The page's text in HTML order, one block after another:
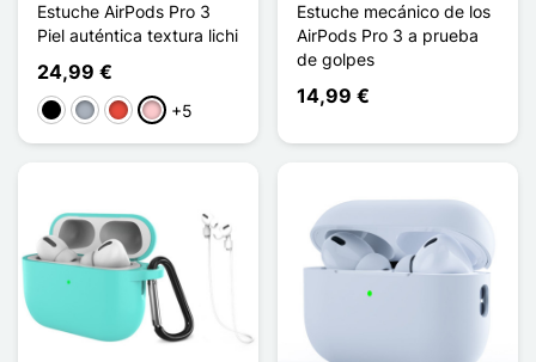
Estuche AirPods Pro 3
Piel auténtica textura lichi
24,99 €
NegroGris RojoRosa+5
Estuche mecánico de los
AirPods Pro 3 a prueba
de golpes
14,99 €